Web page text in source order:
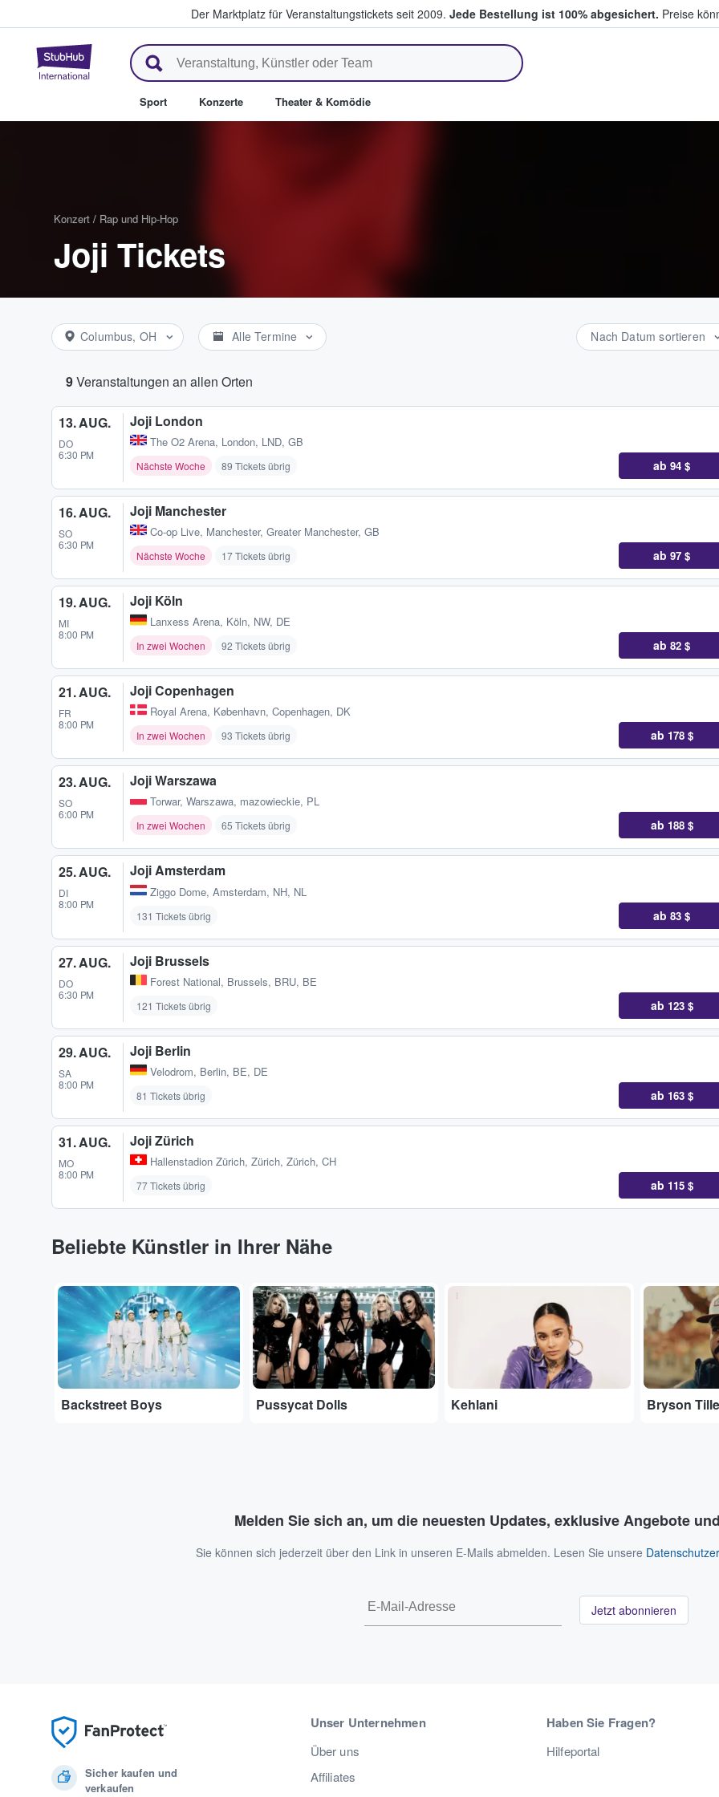
Der Marktplatz für Veranstaltungstickets seit 2009. Jede Bestellung ist 100% abgesichert. Preise
StubHub - Wo Fans Tickets kaufen & verkaufen
Sport Konzerte Theater & Komödie
Konzert / Rap und Hip-Hop
Joji Tickets
Columbus, OH Alle Termine Nach Datum sortieren
9Veranstaltungen an allen Orten
13. AUG.
DO
6:30 PM
Joji London
The O2 Arena, London, LND, GB
Nächste Woche 89 Tickets übrig ab 94 $
16. AUG.
SO
6:30 PM
Joji Manchester
Co-op Live, Manchester, Greater Manchester, GB
Nächste Woche 17 Tickets übrig ab 97 $
19. AUG.
MI
8:00 PM
Joji Köln
Lanxess Arena, Köln, NW, DE
In zwei Wochen 92 Tickets übrig ab 82 $
21. AUG.
FR
8:00 PM
Joji Copenhagen
Royal Arena, København, Copenhagen, DK
In zwei Wochen 93 Tickets übrig ab 178 $
23. AUG.
SO
6:00 PM
Joji Warszawa
Torwar, Warszawa, mazowieckie, PL
In zwei Wochen 65 Tickets übrig ab 188 $
25. AUG.
DI
8:00 PM
Joji Amsterdam
Ziggo Dome, Amsterdam, NH, NL
131 Tickets übrig ab 83 $
27. AUG.
DO
6:30 PM
Joji Brussels
Forest National, Brussels, BRU, BE
121 Tickets übrig ab 123 $
29. AUG.
SA
8:00 PM
Joji Berlin
Velodrom, Berlin, BE, DE
81 Tickets übrig ab 163 $
31. AUG.
MO
8:00 PM
Joji Zürich
Hallenstadion Zürich, Zürich, Zürich, CH
77 Tickets übrig ab 115 $
Beliebte Künstler in Ihrer Nähe
...
Backstreet Boys
...
Pussycat Dolls Kehlani
...
Bryson
Melden Sie sich an, um die neuesten Updates, exklusive Angebote
Sie können sich jederzeit über den Link in unseren E-Mails abmelden. Lesen Sie unsere
Jetzt abonnieren
Sicher kaufen und
verkaufen
Unser Unternehmen
Über uns
Affiliates
Haben Sie Fragen?
Hilfeportal